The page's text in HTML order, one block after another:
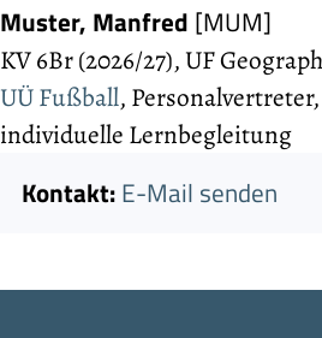
Muster, Manfred [MUM]
KV 6Br (2026/27), UF
UÜ Fußball,
individuelle Lernbegleitung
Kontakt:E-Mail senden